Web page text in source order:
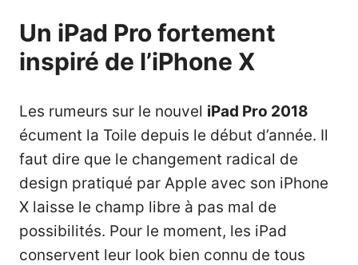
Un iPad Pro fortement
inspiré de l’iPhone X
Les rumeurs sur le nouvel iPad Pro 2018
écument la Toile depuis le début d’année. Il
faut dire que le changement radical de
design pratiqué par Apple avec son iPhone
X laisse le champ libre à pas mal de
possibilités. Pour le moment, les iPad
conservent leur look bien connu de tous